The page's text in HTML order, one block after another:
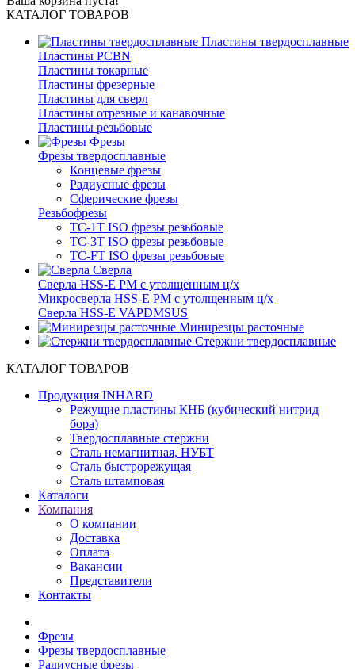
КАТАЛОГ ТОВАРОВ
Пластины твердосплавные
Пластины PCBN
Пластины токарные
Пластины фрезерные
Пластины для сверл
Пластины отрезные и канавочные
Пластины резьбовые
Фрезы
Фрезы твердосплавные
Концевые фрезы
Радиусные фрезы
Сферические фрезы
Резьбофрезы
TC-1T ISO фрезы резьбовые
TC-3T ISO фрезы резьбовые
TC-FT ISO фрезы резьбовые
Сверла
Cверла HSS-E PM c утолщенным ц/х
Микросверла HSS-E PM c утолщенным ц/х
Сверла HSS-E VAPDMSUS
Минирезцы расточные
Cтержни твердосплавные
КАТАЛОГ ТОВАРОВ
Продукция INHARD
Режущие пластины КНБ (кубический нитрид
бора)
Твердосплавные стержни
Сталь немагнитная, НУБТ
Сталь быстрорежущая
Сталь штамповая
Каталоги
Компания
О компании
Доставка
Оплата
Вакансии
Представители
Контакты
Фрезы
Фрезы твердосплавные
Радиусные фрезы